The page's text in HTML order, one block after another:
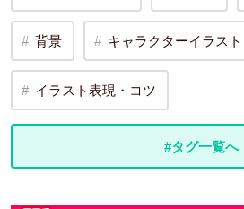
背景 キャラクターイラスト
イラスト表現・コツ
#タグ一覧へ